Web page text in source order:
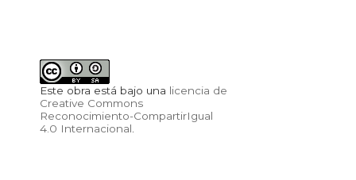
Este obra está bajo una licencia de
Creative Commons
Reconocimiento-CompartirIgual
4.0 Internacional